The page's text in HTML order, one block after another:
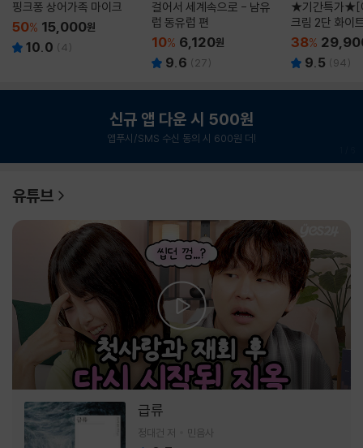
핑크퐁 상어가족 마이크
50% 15,000원
10.0 (4)
걸어서 세계속으로 - 남유
럽 동유럽 편
10% 6,120원
9.6 ( 27)
★기간특가★[
크림 2단 화이
38%
9.5 (94)
신규 앱 다운 시 500원
앱푸시/SMS 수신 동의 시 600원 더!
유튜브
급류
정대건 저 민음사